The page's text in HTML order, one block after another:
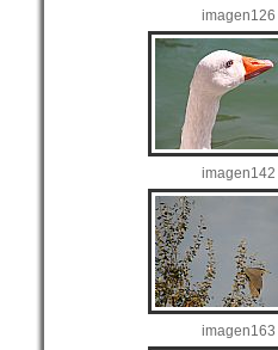
imagen126
imagen142
imagen163